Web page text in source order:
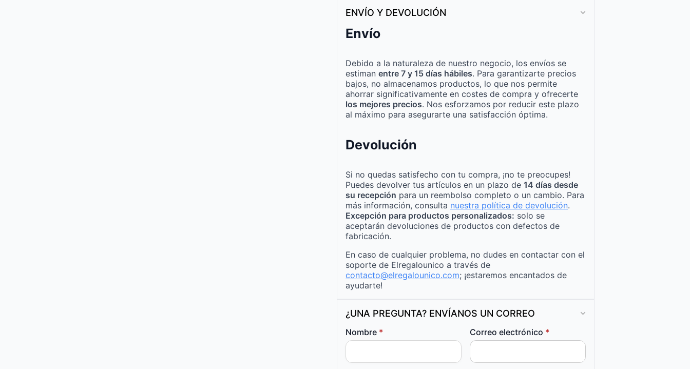
ENVÍO Y DEVOLUCIÓN
Envío
Debido a la naturaleza de nuestro negocio, los envíos se
estiman entre 7 y 15 días hábiles. Para garantizarte precios
bajos, no almacenamos productos, lo que nos permite
ahorrar significativamente en costes de compra y ofrecerte
los mejores precios. Nos esforzamos por reducir este plazo
al máximo para asegurarte una satisfacción óptima.
Devolución
Si no quedas satisfecho con tu compra, ¡no te preocupes!
Puedes devolver tus artículos en un plazo de 14 días desde
su recepción para un reembolso completo o un cambio. Para
más información, consulta nuestra política de devolución.
Excepción para productos personalizados: solo se
aceptarán devoluciones de productos con defectos de
fabricación.
En caso de cualquier problema, no dudes en contactar con el
soporte de Elregalounico a través de
contacto@elregalounico.com; ¡estaremos encantados de
ayudarte!
¿UNA PREGUNTA? ENVÍANOS UN CORREO
Nombre * Correo electrónico *